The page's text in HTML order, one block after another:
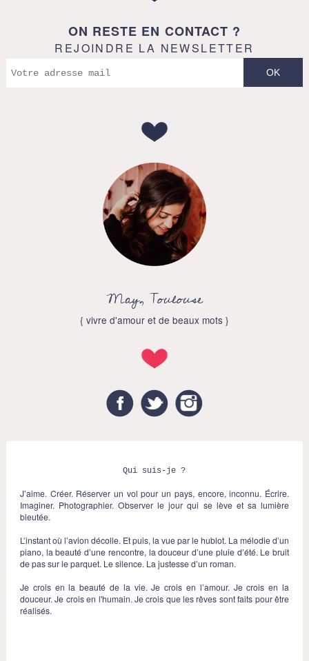
ON RESTE EN CONTACT ?
REJOINDRE LA NEWSLETTER
May, Toulouse
{ vivre d'amour et de beaux mots }
FacebookTwitter
Qui suis-je ?
J’aime. Créer. Réserver un vol pour un pays, encore, inconnu. Écrire.
Imaginer. Photographier. Observer le jour qui se lève et sa lumière
bleutée.
L’instant où l’avion décolle. Et puis, la vue par le hublot. La mélodie d’un
piano, la beauté d’une rencontre, la douceur d’une pluie d’été. Le bruit
de pas sur le parquet. Le silence. La justesse d’un roman.
Je crois en la beauté de la vie. Je crois en l’amour. Je crois en la
douceur. Je crois en l'humain. Je crois que les rêves sont faits pour être
réalisés.